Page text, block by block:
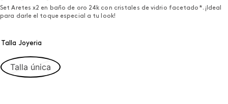
Set Aretes x2 en baño de oro 24k con cristales de vidrio facetado*. ¡Ideal
para darle el toque especial a tu look!
Talla Joyeria
Talla única